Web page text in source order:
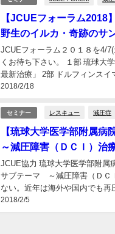
【JCUEフォーラム2018
野生のイルカ・奇跡のサ
2018/2/18
JCUEフォーラム２０１８を4/
くお待ち下さい。 １部 琉球大
最新治療」 2部 ドルフィンス
家 中村卓哉スライドトーク 「
セミナー レスキュー 減圧症
【琉球大学医学部附属
～減圧障害（ＤＣＩ）治
2018/2/5
JCUE協力 琉球大学医学部附
サブテーマ ～減圧障害（ＤＣ
ない。近年は海外や国内でも
的な酸素供給法が減圧障害への